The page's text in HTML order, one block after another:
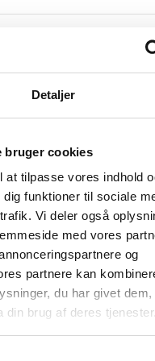
Detaljer
bruger cookies
at tilpasse vores indhold
funktioner til sociale
Vi deler også
med vores
og
partnere kan
du har givet
din brug af deres tjenester.
2025-06 2024-06